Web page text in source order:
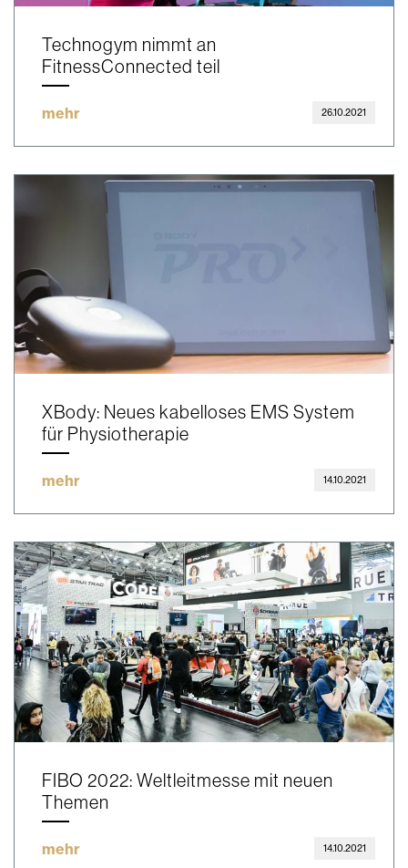
Technogym nimmt an
FitnessConnected teil
mehr 26.10.2021
XBody: Neues kabelloses EMS System
für Physiotherapie
mehr 14.10.2021
FIBO 2022: Weltleitmesse mit neuen
Themen
mehr 14.10.2021